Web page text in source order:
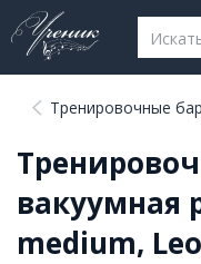
Тренировочные
вакуумная
medium,